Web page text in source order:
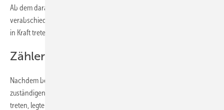
Ab dem darauf folgenden Tag werden die Regelungen des am 10. Juli
verabschiedeten Conto Energia V mit den geringeren Einspeisetarifen
in Kraft treten.
Zähler rattert schneller als gedacht
Nachdem bekannt wurde, dass die
zuständigen Ministern in Rom unterzeichnet wurden und bald in Kraft
treten, legte der Zähler von angemeldeten Anlagen an